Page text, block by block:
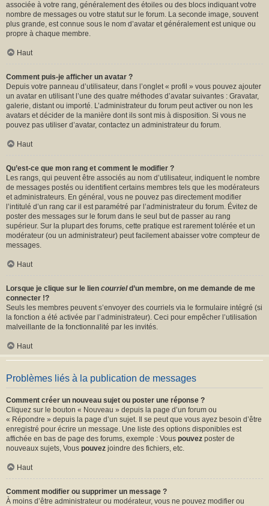
associée à votre rang, généralement des étoiles ou des blocs indiquant votre
nombre de messages ou votre statut sur le forum. La seconde image, souvent
plus grande, est connue sous le nom d’avatar et généralement est unique ou
propre à chaque membre.
Haut
Comment puis-je afficher un avatar ?
Depuis votre panneau d’utilisateur, dans l’onglet « profil » vous pouvez ajouter
un avatar en utilisant l’une des quatre méthodes d’avatar suivantes : Gravatar,
galerie, distant ou importé. L’administrateur du forum peut activer ou non les
avatars et décider de la manière dont ils sont mis à disposition. Si vous ne
pouvez pas utiliser d’avatar, contactez un administrateur du forum.
Haut
Qu’est-ce que mon rang et comment le modifier ?
Les rangs, qui peuvent être associés au nom d’utilisateur, indiquent le nombre
de messages postés ou identifient certains membres tels que les modérateurs
et administrateurs. En général, vous ne pouvez pas directement modifier
l’intitulé d’un rang car il est paramétré par l’administrateur du forum. Évitez de
poster des messages sur le forum dans le seul but de passer au rang
supérieur. Sur la plupart des forums, cette pratique est rarement tolérée et un
modérateur (ou un administrateur) peut facilement abaisser votre compteur de
messages.
Haut
Lorsque je clique sur le lien courrield’un membre, on me demande de me
connecter !?
Seuls les membres peuvent s’envoyer des courriels via le formulaire intégré (si
la fonction a été activée par l’administrateur). Ceci pour empêcher l’utilisation
malveillante de la fonctionnalité par les invités.
Haut
Problèmes liés à la publication de messages
Comment créer un nouveau sujet ou poster une réponse ?
Cliquez sur le bouton « Nouveau » depuis la page d’un forum ou
« Répondre » depuis la page d’un sujet. Il se peut que vous ayez besoin d’être
enregistré pour écrire un message. Une liste des options disponibles est
affichée en bas de page des forums, exemple : Vous pouvez poster de
nouveaux sujets, Vous pouvez joindre des fichiers, etc.
Haut
Comment modifier ou supprimer un message ?
À moins d’être administrateur ou modérateur, vous ne pouvez modifier ou